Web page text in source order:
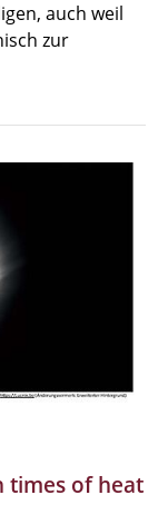
auch weil
zur
times of heat